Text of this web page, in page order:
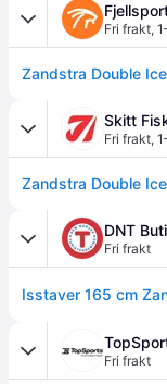
Fri frakt,
Zandstra Double
Skitt
Fri frakt,
Zandstra Double
DNT
Fri frakt
Fri frakt